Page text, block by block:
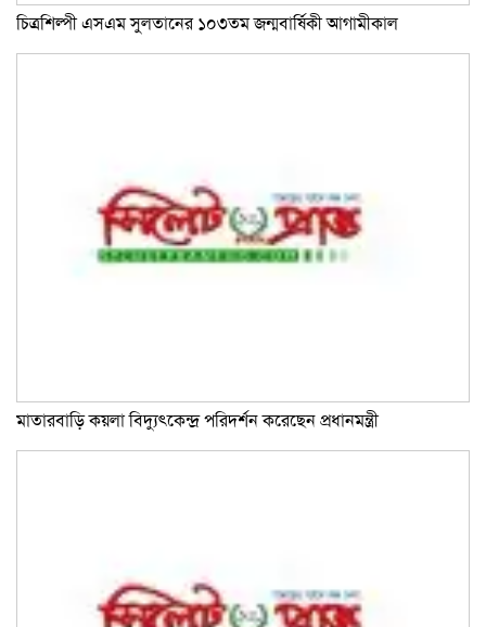
চিত্রশিল্পী এসএম সুলতানের ১০৩তম জন্মবার্ষিকী আগামীকাল
মাতারবাড়ি কয়লা বিদ্যুৎকেন্দ্র পরিদর্শন করেছেন প্রধানমন্ত্রী